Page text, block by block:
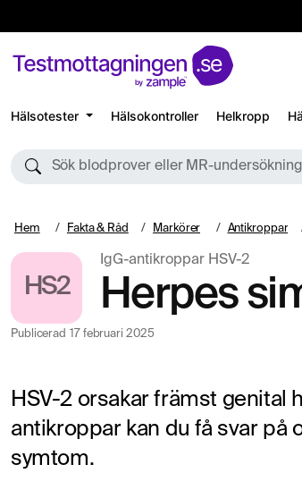
Hälsotester Hälsokontroller Helkropp
Sök blodprover eller MR-
Hem Fakta & Råd Markörer Antikroppar
HS2
IgG-antikroppar HSV-2
Herpes
Publicerad 17 februari 2025
HSV-2 orsakar främst genital
antikroppar kan du få svar på
symtom.